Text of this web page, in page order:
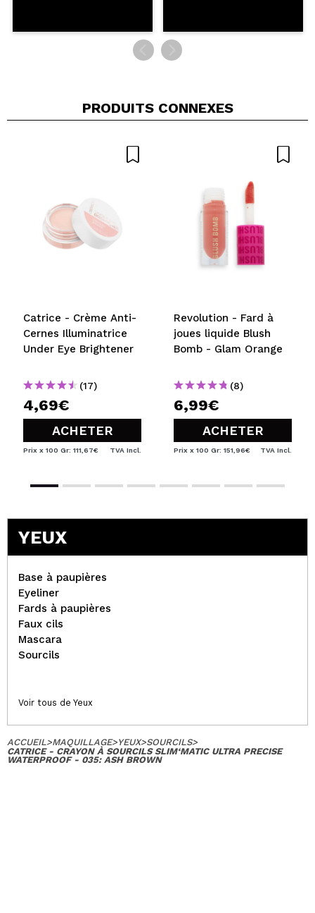
PRODUITS CONNEXES
Catrice - Crème Anti-
Cernes Illuminatrice
Under Eye Brightener
(17)
4,69€
ACHETER
Prix x 100 Gr: 111,67€ TVA Incl.
Revolution - Fard à
joues liquide Blush
Bomb - Glam Orange
(8)
6,99€
ACHETER
Prix x 100 Gr: 151,96€ TVA Incl.
YEUX
Base à paupières
Eyeliner
Fards à paupières
Faux cils
Mascara
Sourcils
Voir tous de Yeux
ACCUEIL>MAQUILLAGE>YEUX>SOURCILS>
CATRICE - CRAYON À SOURCILS SLIM‘MATIC ULTRA PRECISE
WATERPROOF - 035: ASH BROWN